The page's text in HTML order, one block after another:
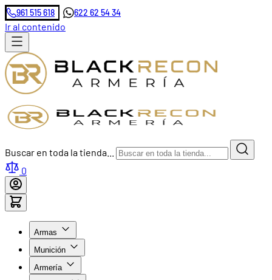
961 515 618 622 62 54 34
Ir al contenido
Buscar en toda la tienda...
0
Armas
Munición
Armería